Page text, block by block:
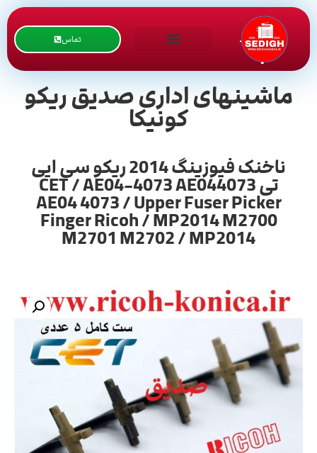
تماس
ماشینهای اداری صدیق ریکو
کونیکا
ناخنک فیوزینگ 2014 ریکو سی ایی
تی CET / AE04-4073 AE044073
AE04 4073 / Upper Fuser Picker
Finger Ricoh / MP2014 M2700
M2701 M2702 / MP2014